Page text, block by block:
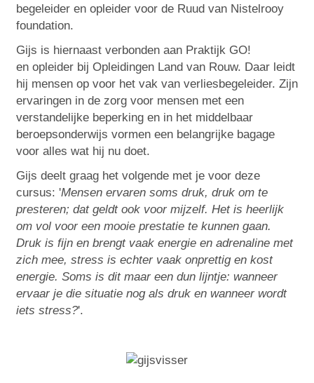
begeleider en opleider voor de Ruud van Nistelrooy
foundation.
Gijs is hiernaast verbonden aan Praktijk GO!
en opleider bij Opleidingen Land van Rouw. Daar leidt
hij mensen op voor het vak van verliesbegeleider. Zijn
ervaringen in de zorg voor mensen met een
verstandelijke beperking en in het middelbaar
beroepsonderwijs vormen een belangrijke bagage
voor alles wat hij nu doet.
Gijs deelt graag het volgende met je voor deze
cursus: 'Mensen ervaren soms druk, druk om te
presteren; dat geldt ook voor mijzelf. Het is heerlijk
om vol voor een mooie prestatie te kunnen gaan.
Druk is fijn en brengt vaak energie en adrenaline met
zich mee, stress is echter vaak onprettig en kost
energie. Soms is dit maar een dun lijntje: wanneer
ervaar je die situatie nog als druk en wanneer wordt
iets stress?'.